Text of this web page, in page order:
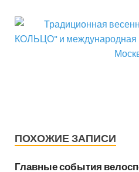
ПОХОЖИЕ ЗАПИСИ
Главные события